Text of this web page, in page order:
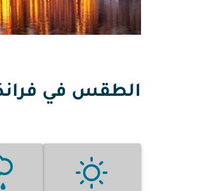
الطقس في